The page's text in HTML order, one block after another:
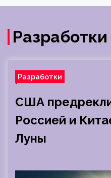
Разработки
Разработки
США
Россией и
Луны